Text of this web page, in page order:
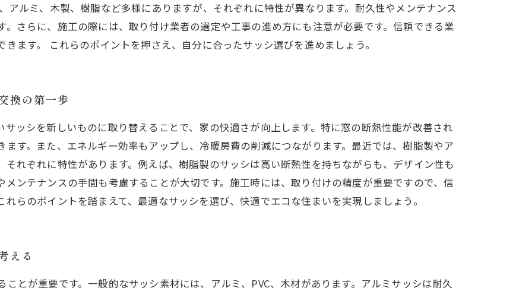
アルミ、木製、樹脂など多様にありますが、それぞれに特性が異なります。耐久性やメンテナンス
さらに、施工の際には、取り付け業者の選定や工事の進め方にも注意が必要です。信頼できる業
ます。 これらのポイントを押さえ、自分に合ったサッシ選びを進めましょう。
換の第一歩
ッシを新しいものに取り替えることで、家の快適さが向上します。特に窓の断熱性能が改善され
す。また、エネルギー効率もアップし、冷暖房費の削減につながります。最近では、樹脂製やア
れぞれに特性があります。例えば、樹脂製のサッシは高い断熱性を持ちながらも、デザイン性も
ンテナンスの手間も考慮することが大切です。施工時には、取り付けの精度が重要ですので、信
らのポイントを踏まえて、最適なサッシを選び、快適でエコな住まいを実現しましょう。
える
とが重要です。一般的なサッシ素材には、アルミ、PVC、木材があります。アルミサッシは耐久